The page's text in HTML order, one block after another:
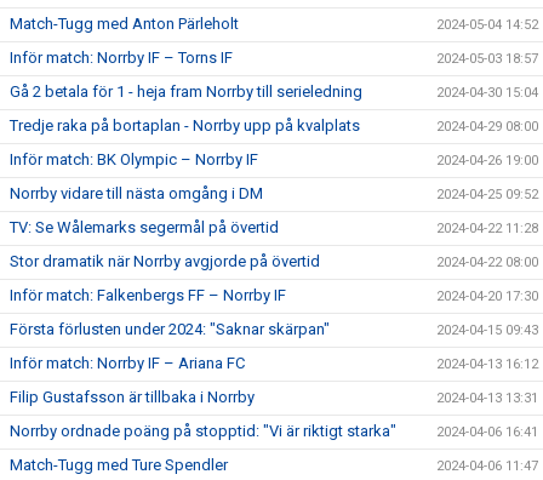
Match-Tugg med Anton Pärleholt
2024-05-04 14:52
Inför match: Norrby IF – Torns IF 2024-05-03 18:57
Gå 2 betala för 1 - heja fram Norrby till serieledning 2024-04-30 15:04
Tredje raka på bortaplan - Norrby upp på kvalplats 2024-04-29 08:00
Inför match: BK Olympic – Norrby IF 2024-04-26 19:00
Norrby vidare till nästa omgång i DM 2024-04-25 09:52
TV: Se Wålemarks segermål på övertid 2024-04-22 11:28
Stor dramatik när Norrby avgjorde på övertid 2024-04-22 08:00
Inför match: Falkenbergs FF – Norrby IF 2024-04-20 17:30
Första förlusten under 2024: "Saknar skärpan" 2024-04-15 09:43
Inför match: Norrby IF – Ariana FC 2024-04-13 16:12
Filip Gustafsson är tillbaka i Norrby 2024-04-13 13:31
Norrby ordnade poäng på stopptid: "Vi är riktigt starka" 2024-04-06 16:41
Match-Tugg med Ture Spendler 2024-04-06 11:47